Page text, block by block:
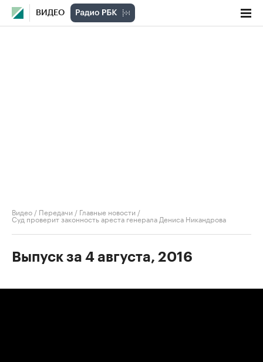
ВИДЕО
Видео / Передачи / Главные новости /
Суд проверит законность ареста генерала Дениса Никандрова
Выпуск за 4 августа, 2016